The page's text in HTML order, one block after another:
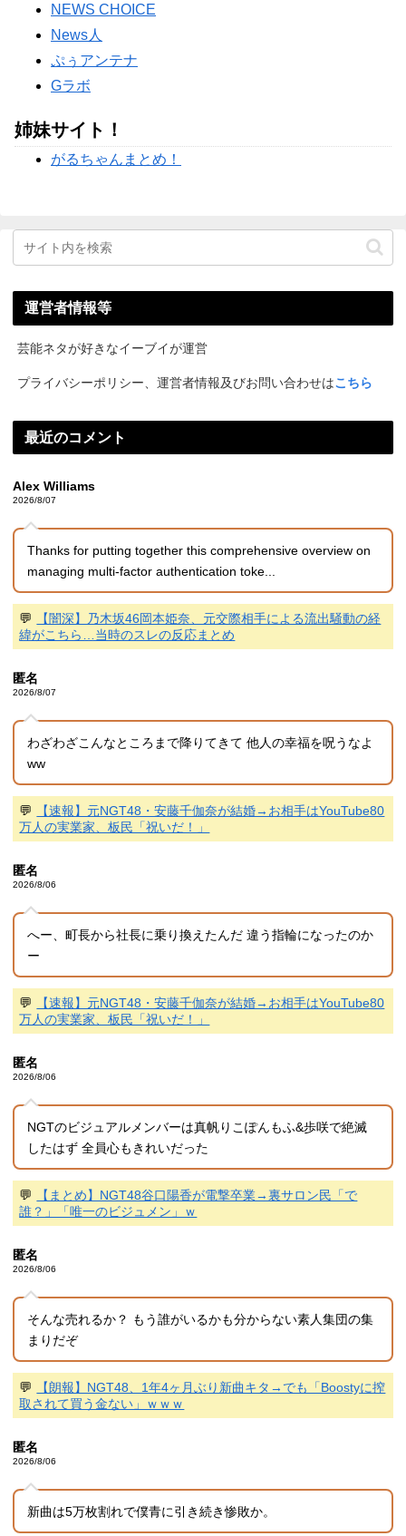
Powered by livedoor 相互RSS
NEWS CHOICE
News人
ぷぅアンテナ
Gラボ
姉妹サイト！
がるちゃんまとめ！
運営者情報等
芸能ネタが好きなイーブイが運営
プライバシーポリシー、運営者情報及びお問い合わせはこちら
最近のコメント
Alex Williams
2026/8/07
Thanks for putting together this comprehensive overview on
managing multi-factor authentication toke...
💬
【闇深】乃木坂46岡本姫奈、元交際相手による流出騒動の経
緯がこちら…当時のスレの反応まとめ
匿名
2026/8/07
わざわざこんなところまで降りてきて 他人の幸福を呪うなよ
ww
💬
【速報】元NGT48・安藤千伽奈が結婚→お相手はYouTube80
万人の実業家、板民「祝いだ！」
匿名
2026/8/06
へー、町長から社長に乗り換えたんだ 違う指輪になったのか
ー
💬
【速報】元NGT48・安藤千伽奈が結婚→お相手はYouTube80
万人の実業家、板民「祝いだ！」
匿名
2026/8/06
NGTのビジュアルメンバーは真帆りこぽんもふ&歩咲で絶滅
したはず 全員心もきれいだった
💬
【まとめ】NGT48谷口陽香が電撃卒業→裏サロン民「で
誰？」「唯一のビジュメン」ｗ
匿名
2026/8/06
そんな売れるか？ もう誰がいるかも分からない素人集団の集
まりだぞ
💬
【朗報】NGT48、1年4ヶ月ぶり新曲キタ→でも「Boostyに搾
取されて買う金ない」ｗｗｗ
匿名
2026/8/06
新曲は5万枚割れで僕青に引き続き惨敗か。